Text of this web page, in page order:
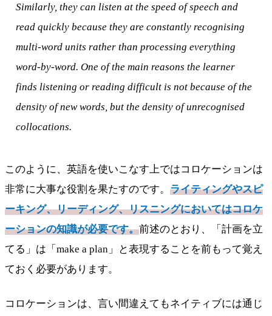
Similarly, they can listen at the speed of speech and
read quickly because they are constantly recognising
multi-word units rather than processing everything
word-by-word. One of the main reasons the learner
finds listening or reading difficult is not because of the
density of new words, but the density of unrecognised
collocations.
このように、英語を使いこなす上ではコロケーションは
非常に大事な役割を果たすのです。 ライティングやスピ
ーキング、リーディング、リスニングにおいてはコロケ
ーションの知識が必要です。前述のとおり、「計画を立
てる」は「make a plan」と表現することを前もって覚え
ておく必要があります。
コロケーションは、言い間違えてもネイティブには通じ